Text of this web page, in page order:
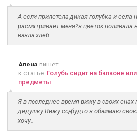
А если прилетела дикая голубка и села
расматривает меня?я цветок поливала
взяла хлеб...
Алена пишет
к статье: Голубь сидит на балконе
предметы
Я в последнее время вижу в своих снах
дедушку.Вижу соң, будто я обнимаю
хочу...